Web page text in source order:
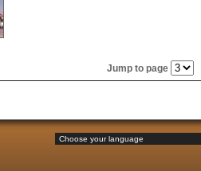
Jump to page